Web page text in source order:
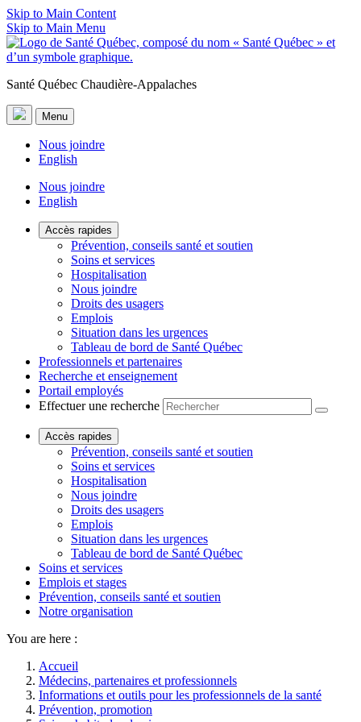
Skip to Main Content
Skip to Main Menu
Santé Québec Chaudière-Appalaches
Menu
Nous joindre
English
Nous joindre
English
Accès rapides
Prévention, conseils santé et soutien
Soins et services
Hospitalisation
Nous joindre
Droits des usagers
Emplois
Situation dans les urgences
Tableau de bord de Santé Québec
Professionnels et partenaires
Recherche et enseignement
Portail employés
Effectuer une recherche
Accès rapides
Prévention, conseils santé et soutien
Soins et services
Hospitalisation
Nous joindre
Droits des usagers
Emplois
Situation dans les urgences
Tableau de bord de Santé Québec
Soins et services
Emplois et stages
Prévention, conseils santé et soutien
Notre organisation
You are here :
Accueil
Médecins, partenaires et professionnels
Informations et outils pour les professionnels de la santé
Prévention, promotion